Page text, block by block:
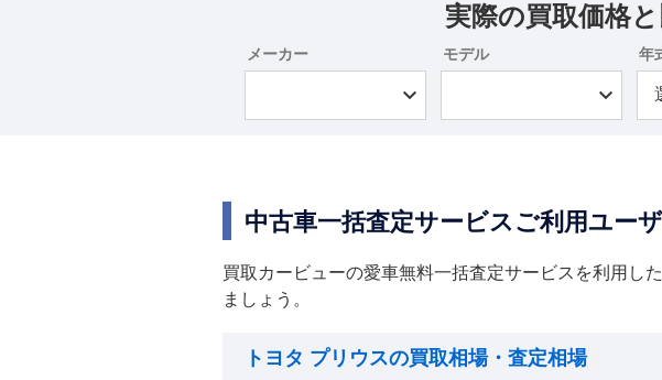
実際の買取価格
メーカー モデル 年
中古車一括査定サービスご利用ユー
買取カービューの愛車無料一括査定サービスを利用し
ましょう。
トヨタ プリウスの買取相場・査定相場